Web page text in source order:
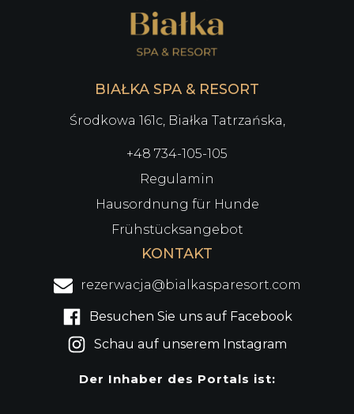
BIAŁKA SPA & RESORT
Środkowa 161c, Białka Tatrzańska,
+48 734-105-105
Regulamin
Hausordnung für Hunde
Frühstücksangebot
KONTAKT
rezerwacja@bialkasparesort.com
Besuchen Sie uns auf Facebook
Schau auf unserem Instagram
Der Inhaber des Portals ist: